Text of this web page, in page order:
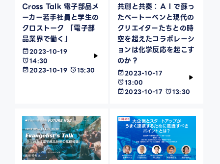
Cross Talk 電子部品メ
ーカー若手社員と学生の
クロストーク 「電子部
品業界で働く」
2023-10-19
14:30
2023-10-19
15:30
共創と共奏：ＡＩで蘇っ
たベートーベンと現代の
クリエイターたちとの時
空を超えたコラボレーシ
ョンは化学反応を起こす
のか？
2023-10-17
13:00
2023-10-17
13:30